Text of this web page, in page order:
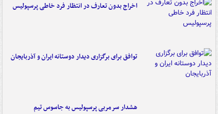
اخراج بدون تعارف در انتظار فرد خاطی پرسپولیس
توافق برای برگزاری دیدار دوستانه ایران و آذربایجان
هشدار سرمربی پرسپولیس به جاسوس تیم